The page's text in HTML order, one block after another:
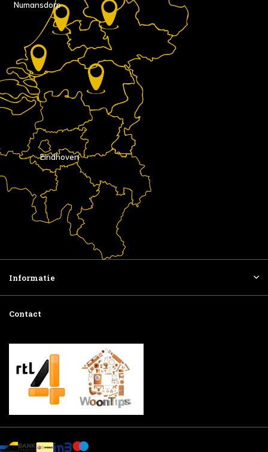
Eindhoven
Numansdorp
Informatie
Contact